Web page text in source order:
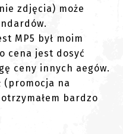
zdjęcia) może
MP5 był moim
cena jest dosyć
ceny innych aegów.
(promocja na
bardzo